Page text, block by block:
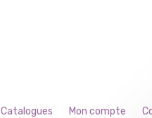
Catalogues Mon compte